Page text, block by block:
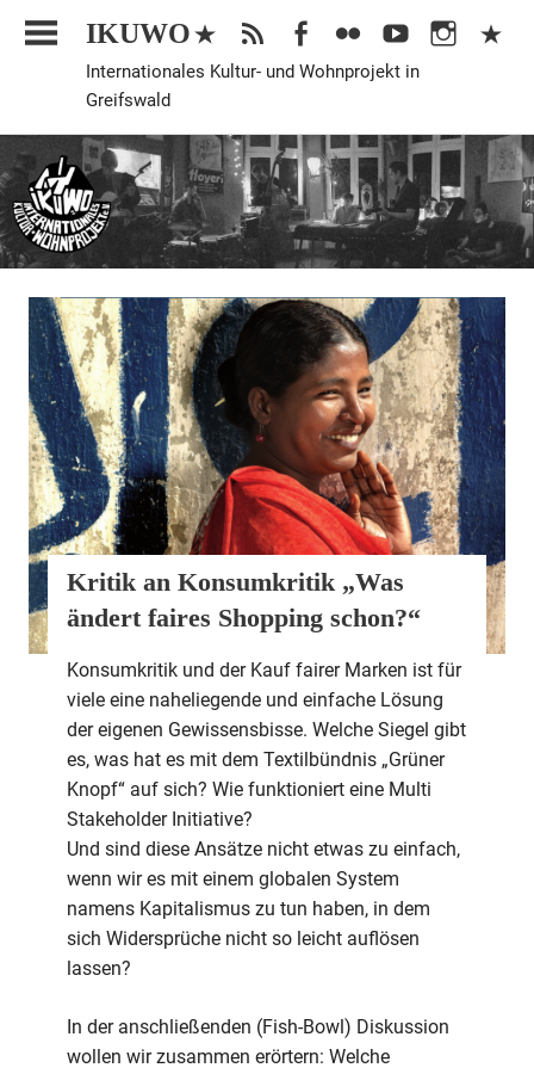
Inhalt
IKUWO
Internationales Kultur- und Wohnprojekt in
Greifswald
Allgemein
Kritik an Konsumkritik „Was
ändert faires Shopping schon?“
Konsumkritik und der Kauf fairer Marken ist für
viele eine naheliegende und einfache Lösung
der eigenen Gewissensbisse. Welche Siegel gibt
es, was hat es mit dem Textilbündnis „Grüner
Knopf“ auf sich? Wie funktioniert eine Multi
Stakeholder Initiative?
Und sind diese Ansätze nicht etwas zu einfach,
wenn wir es mit einem globalen System
namens Kapitalismus zu tun haben, in dem
sich Widersprüche nicht so leicht auflösen
lassen?
In der anschließenden (Fish-Bowl) Diskussion
wollen wir zusammen erörtern: Welche